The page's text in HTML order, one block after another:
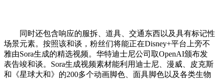
同时还包含响应的服拆、道具、交通东西以及具有标记性
场景元素。按照该和谈，粉丝们将能正在Disney+平台上旁不
雅由Sora生成的精选视频。华特迪士尼公司取OpenAI颁布发
表告竣和谈。Sora生成视频素材能利用迪士尼、漫威、皮克斯
和《星球大和》的200多个动画脚色、面具脚色以及各类生物